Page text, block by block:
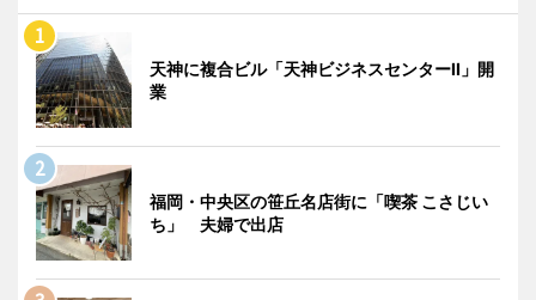
天神に複合ビル「天神ビジネスセンターII」開
業
福岡・中央区の笹丘名店街に「喫茶 こさじい
ち」 夫婦で出店